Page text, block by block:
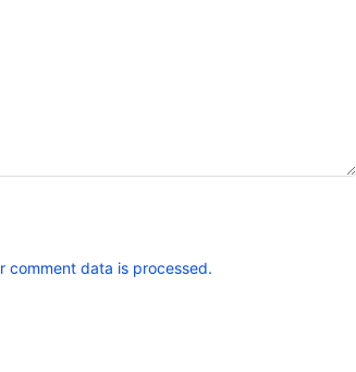
comment data is processed.